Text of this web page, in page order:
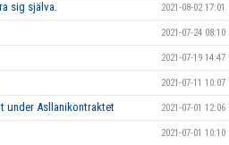
sig själva. 2021-08-02 17:01
2021-07-24 08:10
2021-07-19 14:47
2021-07-11 10:07
under Asllanikontraktet 2021-07-01 12:06
2021-07-01 10:10